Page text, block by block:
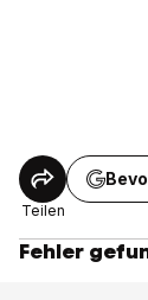
Teilen
Fehler